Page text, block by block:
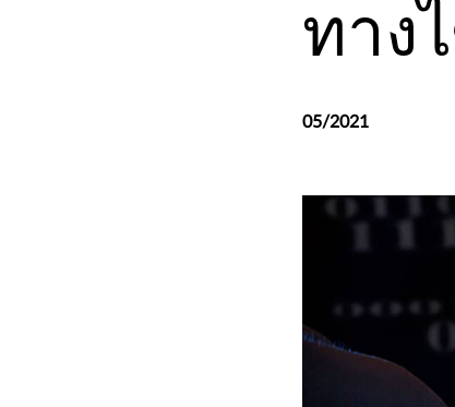
ทาง
05/2021